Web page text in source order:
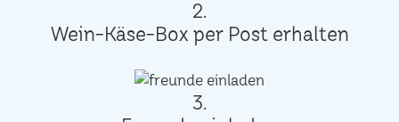
2.
Wein-Käse-Box per Post erhalten
3.